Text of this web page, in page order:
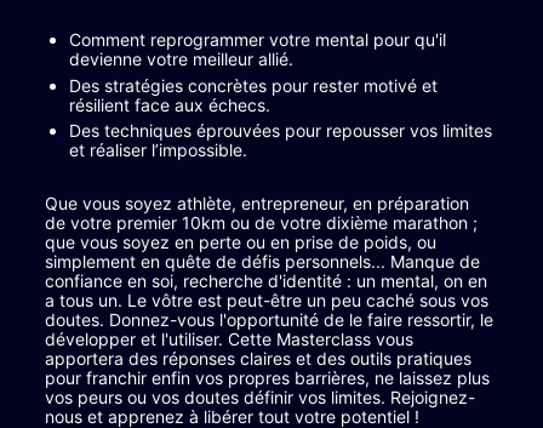
Comment reprogrammer votre mental pour qu'il
devienne votre meilleur allié.
Des stratégies concrètes pour rester motivé et
résilient face aux échecs.
Des techniques éprouvées pour repousser vos limites
et réaliser l’impossible.
Que vous soyez athlète, entrepreneur, en préparation
de votre premier 10km ou de votre dixième marathon ;
que vous soyez en perte ou en prise de poids, ou
simplement en quête de défis personnels... Manque de
confiance en soi, recherche d'identité : un mental, on en
a tous un. Le vôtre est peut-être un peu caché sous vos
doutes. Donnez-vous l'opportunité de le faire ressortir, le
développer et l'utiliser. Cette Masterclass vous
apportera des réponses claires et des outils pratiques
pour franchir enfin vos propres barrières, ne laissez plus
vos peurs ou vos doutes définir vos limites. Rejoignez-
nous et apprenez à libérer tout votre potentiel !